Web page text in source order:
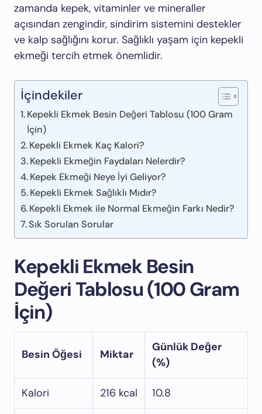
zamanda kepek, vitaminler ve mineraller
açısından zengindir, sindirim sistemini destekler
ve kalp sağlığını korur. Sağlıklı yaşam için kepekli
ekmeği tercih etmek önemlidir.
İçindekiler
Kepekli Ekmek Besin Değeri Tablosu (100 Gram
İçin)
Kepekli Ekmek Kaç Kalori?
Kepekli Ekmeğin Faydaları Nelerdir?
Kepek Ekmeği Neye İyi Geliyor?
Kepekli Ekmek Sağlıklı Mıdır?
Kepekli Ekmek ile Normal Ekmeğin Farkı Nedir?
Sık Sorulan Sorular
Kepekli Ekmek Besin
Değeri Tablosu (100 Gram
İçin)
Besin Öğesi Miktar
Günlük Değer
(%)
Kalori 216 kcal 10.8